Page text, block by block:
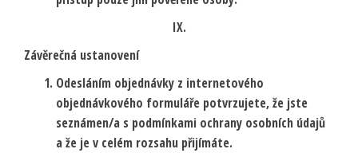
IX.
Závěrečná ustanovení
Odesláním objednávky z internetového
objednávkového formuláře potvrzujete, že jste
seznámen/a s podmínkami ochrany osobních údajů
a že je v celém rozsahu přijímáte.